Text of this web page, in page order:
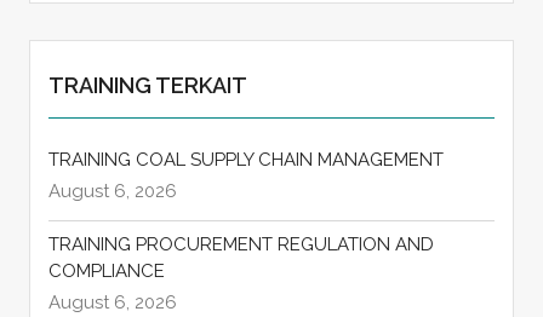
TRAINING TERKAIT
TRAINING COAL SUPPLY CHAIN MANAGEMENT
August 6, 2026
TRAINING PROCUREMENT REGULATION AND
COMPLIANCE
August 6, 2026